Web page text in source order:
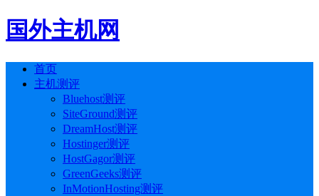
国外主机网
首页
主机测评
Bluehost测评
SiteGround测评
DreamHost测评
Hostinger测评
HostGagor测评
GreenGeeks测评
InMotionHosting测评